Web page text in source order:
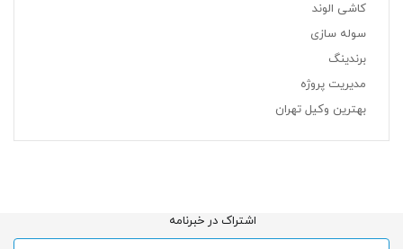
کاشی الوند
سوله سازی
برندینگ
مدیریت پروژه
بهترین وکیل تهران
اشتراک در خبرنامه